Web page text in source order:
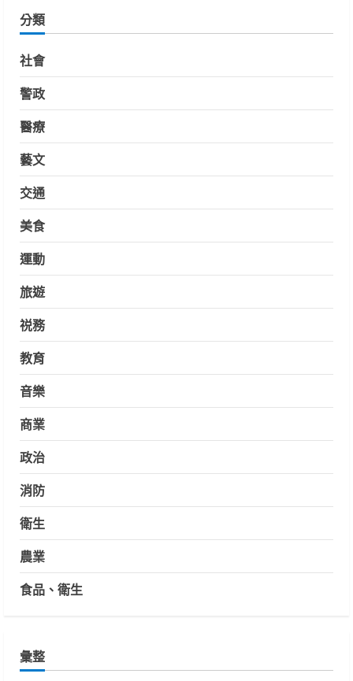
分類
社會
警政
醫療
藝文
交通
美食
運動
旅遊
祱務
教育
音樂
商業
政治
消防
衛生
農業
食品、衛生
彙整